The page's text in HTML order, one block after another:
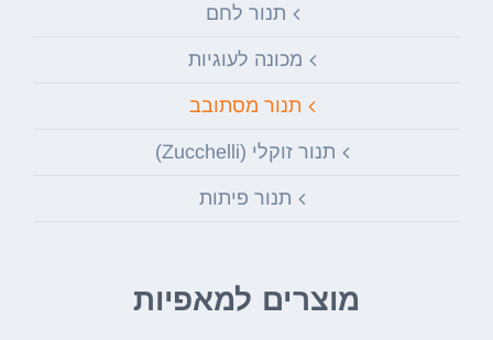
תנור לחם
מכונה לעוגיות
תנור מסתובב
תנור זוקלי (Zucchelli)
תנור פיתות
מוצרים למאפיות